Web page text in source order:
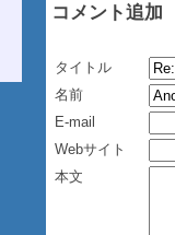
コメント追加
タイトル
名前
E-mail
Webサイト
本文